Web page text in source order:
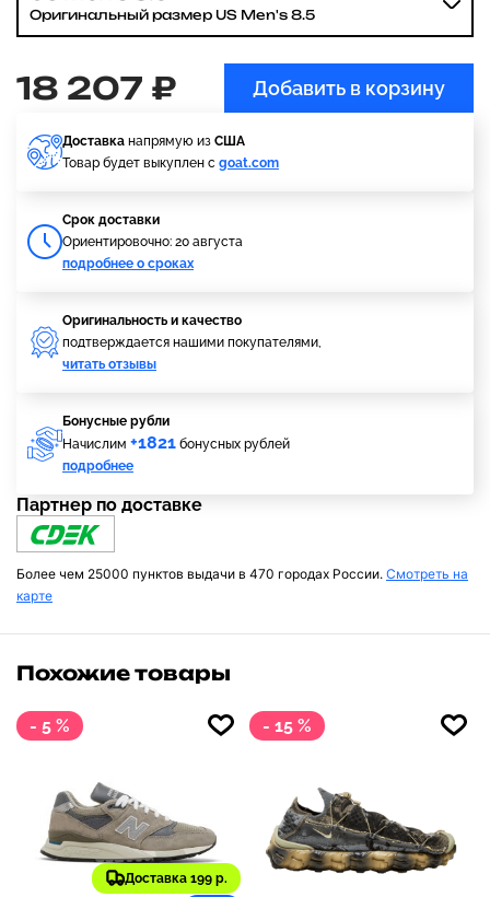
Оригинальный размер US Men's 8.5
18 207 ₽ Добавить в корзину
Доставка напрямую из США
Товар будет выкуплен с goat.com
Cрок доставки
Ориентировочно: 20 августа
подробнее о сроках
Оригинальность и качество
подтверждается нашими покупателями,
читать отзывы
Бонусные рубли
Начислим +1821 бонусных рублей
подробнее
Партнер по доставке
Более чем 25000 пунктов выдачи в 470 городах России. Смотреть на
карте
Похожие товары
- 5 %
Доставка 199 р.
- 15 %